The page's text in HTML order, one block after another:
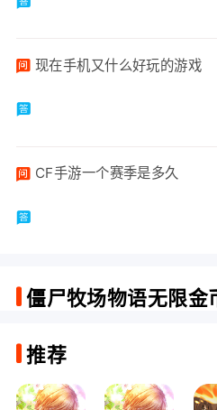
现在手机又什么好玩的游戏
CF手游一个赛季是多久
僵尸牧场物语无限金
推荐